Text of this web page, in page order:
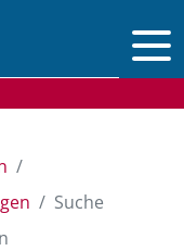
Suche